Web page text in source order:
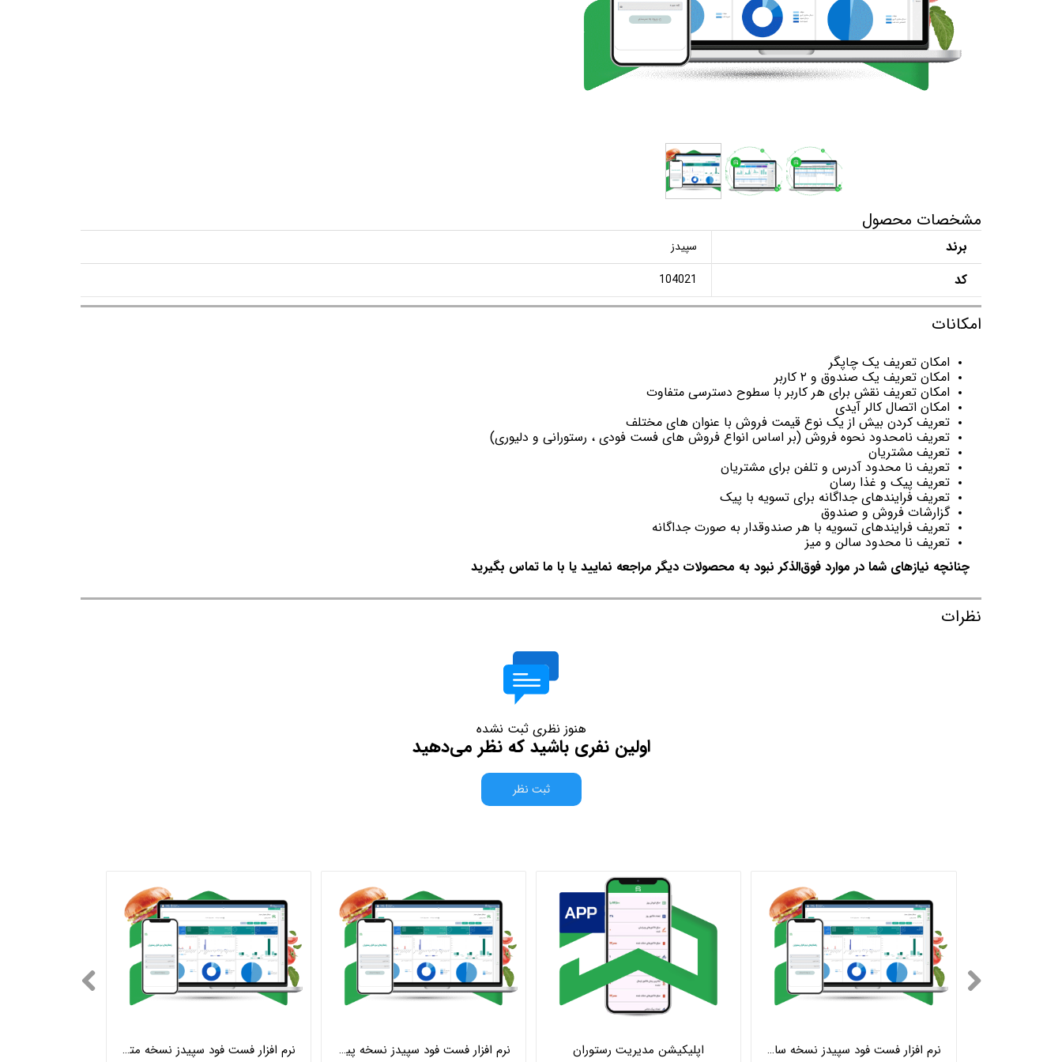
مشخصات محصول
برند سپیدز
کد 104021
امکانات
امکان تعریف یک چاپگر
امکان تعریف یک صندوق و ۲ کاربر
امکان تعریف نقش برای هر کاربر با سطوح دسترسی متفاوت
امکان اتصال کالر آیدی
تعریف کردن بیش از یک نوع قیمت فروش با عنوان ھای مختلف
تعریف نامحدود نحوه فروش (بر اساس انواع فروش ھای فست فودی ، رستورانی و دلیوری)
تعریف مشتریان
تعریف نا محدود آدرس و تلفن برای مشتریان
تعریف پیک و غذا رسان
تعریف فرایندھای جداگانه برای تسویه با پیک
گزارشات فروش و صندوق
تعریف فرایندھای تسویه با هر صندوقدار به صورت جداگانه
تعریف نا محدود سالن و میز
چنانچه نیازهای شما در موارد فوق‌الذکر نبود به محصولات دیگر مراجعه نمایید یا با ما تماس بگیرید
نظرات
هنوز نظری ثبت نشده
اولین نفری باشید که نظر می‌دهید
ثبت نظر
نرم افزار فست فود سپیدز نسخه متوسط نرم افزار فست فود سپیدز نسخه پیشرفته اپلیکیشن مدیریت رستوران نرم افزار فست فود سپیدز نسخه ساده